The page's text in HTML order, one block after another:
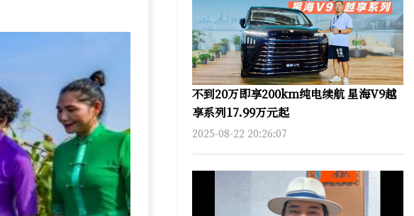
不到20万即享200km纯电续航 星海V9越
享系列17.99万元起
2025-08-22 20:26:07